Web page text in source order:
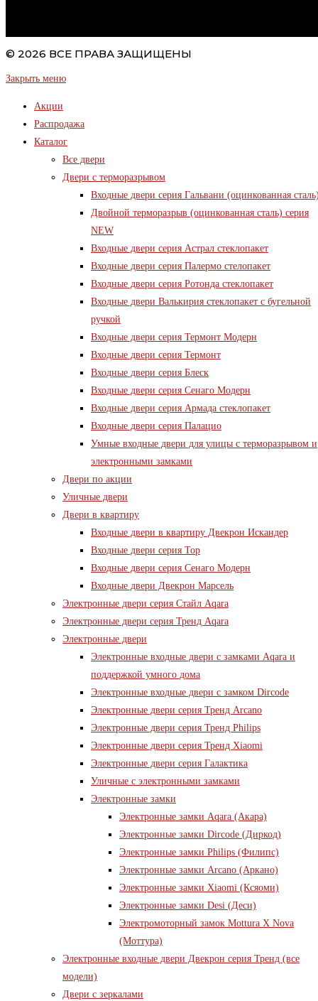
© 2026 ВСЕ ПРАВА ЗАЩИЩЕНЫ
Закрыть меню
Акции
Распродажа
Каталог
Все двери
Двери с терморазрывом
Входные двери серия Гальвани (оцинкованная
Двойной терморазрыв (оцинкованная сталь) серия
NEW
Входные двери серия Астрал стеклопакет
Входные двери серия Палермо стелопакет
Входные двери серия Ротонда стеклопакет
Входные двери Валькирия стеклопакет с бугельной
ручкой
Входные двери серия Термонт Модерн
Входные двери серия Термонт
Входные двери серия Блеск
Входные двери серия Сенаго Модерн
Входные двери серия Армада стеклопакет
Входные двери серия Палацио
Умные входные двери для улицы с терморазрывом и
электронными замками
Двери по акции
Уличные двери
Двери в квартиру
Входные двери в квартиру Двекрон Искандер
Входные двери серия Тор
Входные двери серия Сенаго Модерн
Входные двери Двекрон Марсель
Электронные двери серия Стайл Aqara
Электронные двери серия Тренд Aqara
Электронные двери
Электронные входные двери с замками Aqara и
поддержкой умного дома
Электронные входные двери с замком Dircode
Электронные двери серия Тренд Arcano
Электронные двери серия Тренд Philips
Электронные двери серия Тренд Xiaomi
Электронные двери серия Галактика
Уличные с электронными замками
Электронные замки
Электронные замки Aqara (Акара)
Электронные замки Dircode (Диркод)
Электронные замки Philips (Филипс)
Электронные замки Arcano (Аркано)
Электронные замки Xiaomi (Ксяоми)
Электронные замки Desi (Деси)
Электромоторный замок Mottura X Nova
(Моттура)
Электронные входные двери Двекрон серия Тренд (все
модели)
Двери с зеркалами